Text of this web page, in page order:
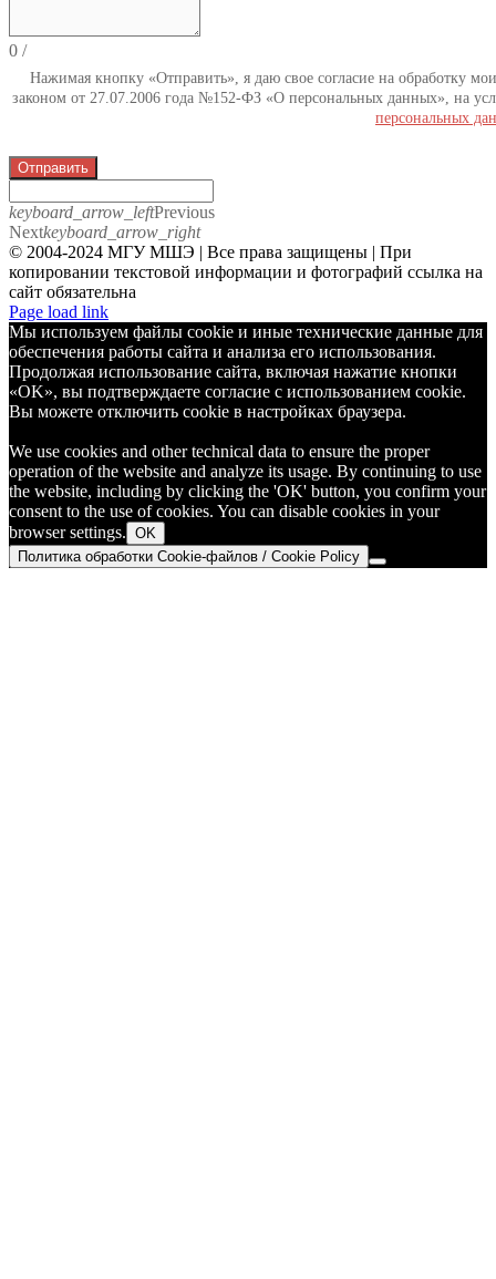
0 /
Нажимая кнопку «Отправить», я даю свое согласие на обработку
законом от 27.07.2006 года №152-ФЗ «О персональных данных», на
персональных
Отправить
keyboard_arrow_leftPrevious
Nextkeyboard_arrow_right
© 2004-2024 МГУ МШЭ | Все права защищены | При
копировании текстовой информации и фотографий ссылка на
сайт обязательна
Telegram
Page load link
Мы используем файлы cookie и иные технические данные для
обеспечения работы сайта и анализа его использования.
Продолжая использование сайта, включая нажатие кнопки
«OK», вы подтверждаете согласие с использованием cookie.
Вы можете отключить cookie в настройках браузера.
We use cookies and other technical data to ensure the proper
operation of the website and analyze its usage. By continuing to use
the website, including by clicking the 'OK' button, you confirm your
consent to the use of cookies. You can disable cookies in your
browser settings. OK
Политика обработки Cookie-файлов / Cookie Policy